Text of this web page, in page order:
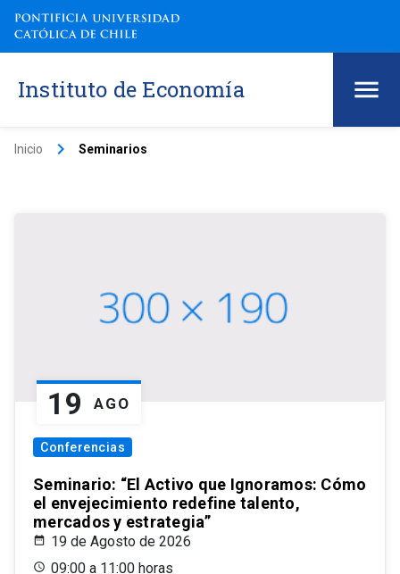
Instituto de Economía
Inicio keyboard_arrow_right Seminarios
19 AGO
Conferencias
Seminario: “El Activo que Ignoramos: Cómo
el envejecimiento redefine talento,
mercados y estrategia”
19 de Agosto de 2026
09:00 a 11:00 horas